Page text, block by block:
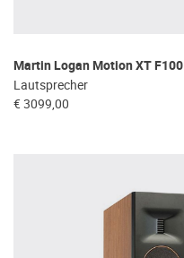
Martin Logan Motion XT F100
Lautsprecher
€ 3099,00